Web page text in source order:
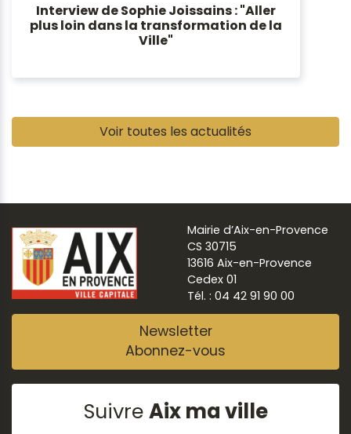
Interview de Sophie Joissains : "Aller
plus loin dans la transformation de la
Ville"
Voir toutes les actualités
Mairie d’Aix-en-Provence
CS 30715
13616 Aix-en-Provence
Cedex 01
Tél. : 04 42 91 90 00
Newsletter
Abonnez-vous
SuivreAix ma ville